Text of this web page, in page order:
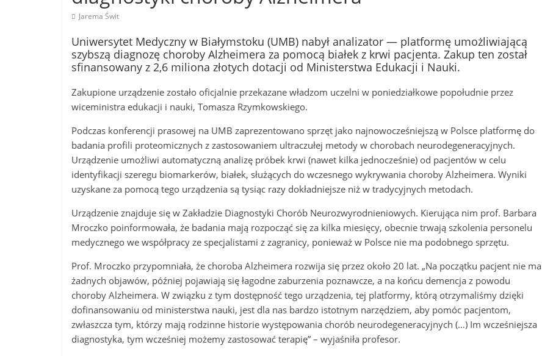
Jarema Świt
Uniwersytet Medyczny w Białymstoku (UMB) nabył analizator — platformę umożliwiającą
szybszą diagnozę choroby Alzheimera za pomocą białek z krwi pacjenta. Zakup ten został
sfinansowany z 2,6 miliona złotych dotacji od Ministerstwa Edukacji i Nauki.
Zakupione urządzenie zostało oficjalnie przekazane władzom uczelni w poniedziałkowe popołudnie przez
wiceministra edukacji i nauki, Tomasza Rzymkowskiego.
Podczas konferencji prasowej na UMB zaprezentowano sprzęt jako najnowocześniejszą w Polsce platformę do
badania profili proteomicznych z zastosowaniem ultraczułej metody w chorobach neurodegeneracyjnych.
Urządzenie umożliwi automatyczną analizę próbek krwi (nawet kilka jednocześnie) od pacjentów w celu
identyfikacji szeregu biomarkerów, białek, służących do wczesnego wykrywania choroby Alzheimera. Wyniki
uzyskane za pomocą tego urządzenia są tysiąc razy dokładniejsze niż w tradycyjnych metodach.
Urządzenie znajduje się w Zakładzie Diagnostyki Chorób Neurozwyrodnieniowych. Kierująca nim prof. Barbara
Mroczko poinformowała, że badania mają rozpocząć się za kilka miesięcy, obecnie trwają szkolenia personelu
medycznego we współpracy ze specjalistami z zagranicy, ponieważ w Polsce nie ma podobnego sprzętu.
Prof. Mroczko przypomniała, że choroba Alzheimera rozwija się przez około 20 lat. „Na początku pacjent nie ma
żadnych objawów, później pojawiają się łagodne zaburzenia poznawcze, a na końcu demencja z powodu
choroby Alzheimera. W związku z tym dostępność tego urządzenia, tej platformy, którą otrzymaliśmy dzięki
dofinansowaniu od ministerstwa nauki, jest dla nas bardzo istotnym narzędziem, aby pomóc pacjentom,
zwłaszcza tym, którzy mają rodzinne historie występowania chorób neurodegeneracyjnych (…) Im wcześniejsza
diagnostyka, tym wcześniej możemy zastosować terapię” – wyjaśniła profesor.